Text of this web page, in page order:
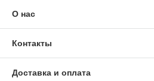
О нас
Контакты
Доставка и оплата